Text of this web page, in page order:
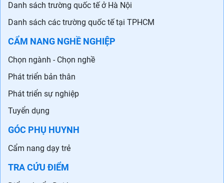
Danh sách trường quốc tế ở Hà Nội
Danh sách các trường quốc tế tại TPHCM
CẨM NANG NGHỀ NGHIỆP
Chọn ngành - Chọn nghề
Phát triển bản thân
Phát triển sự nghiệp
Tuyển dụng
GÓC PHỤ HUYNH
Cẩm nang dạy trẻ
TRA CỨU ĐIỂM